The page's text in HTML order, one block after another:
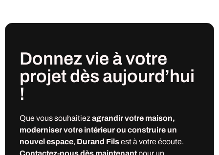
Donnez vie à votre
projet dès aujourd’hui
!
Que vous souhaitiez agrandir votre maison,
moderniser votre intérieur ou construire un
nouvel espace, Durand Filsest à votre écoute.
Contactez-nous dès maintenant pour un